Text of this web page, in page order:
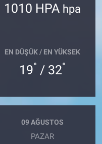
1010 HPA hpa
EN DÜŞÜK / EN YÜKSEK
19° / 32°
09 AĞUSTOS
PAZAR